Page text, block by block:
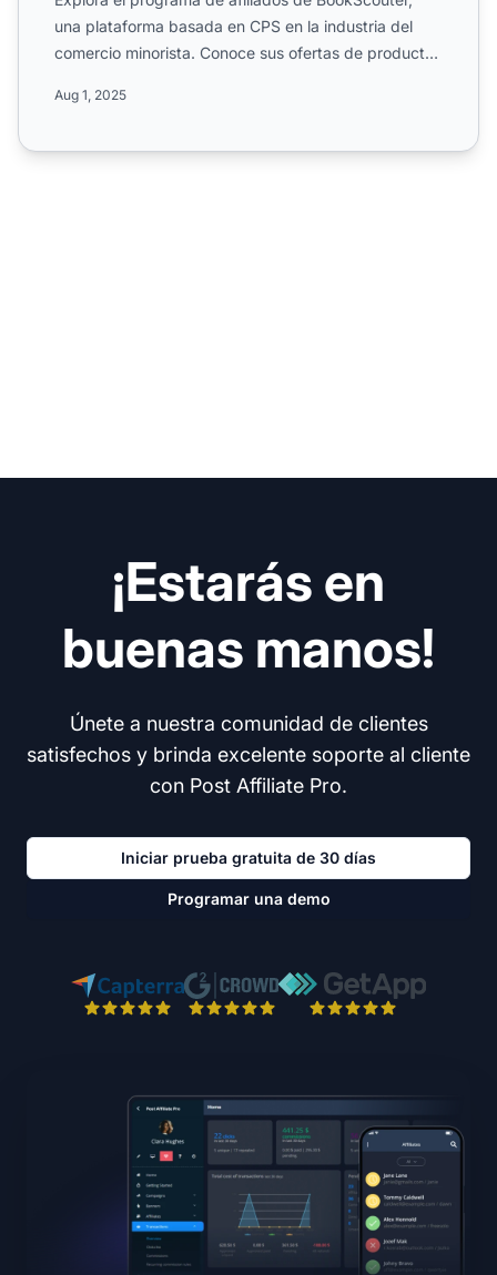
una plataforma basada en CPS en la industria del
comercio minorista. Conoce sus ofertas de productos
Aug 1, 2025
¡Estarás en
buenas manos!
Únete a nuestra comunidad de clientes
satisfechos y brinda excelente soporte al cliente
con Post Affiliate Pro.
Iniciar prueba gratuita de 30 días
Programar una demo